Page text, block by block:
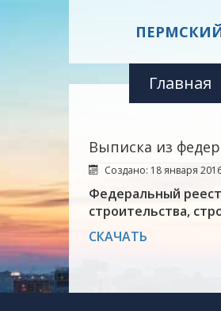
Главная
Выписка из
Создано: 18 января
Федеральный
строительства,
СКАЧАТЬ